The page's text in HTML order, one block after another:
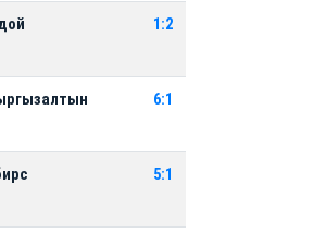
1:2
6:1
5:1